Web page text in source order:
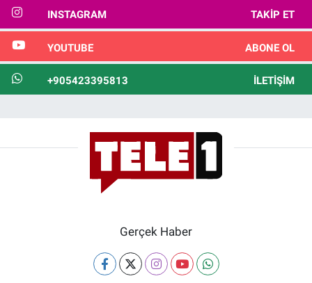
INSTAGRAM TAKIP ET
YOUTUBE ABONE OL
+905423395813 İLETIŞIM
Gerçek Haber